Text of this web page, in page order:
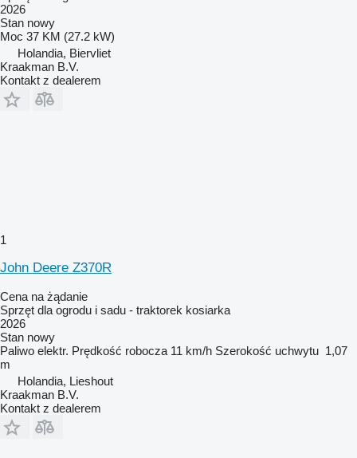
2026
Stan nowy
Moc 37 KM (27.2 kW)
Holandia, Biervliet
Kraakman B.V.
Kontakt z dealerem
1
John Deere Z370R
Cena na żądanie
Sprzęt dla ogrodu i sadu - traktorek kosiarka
2026
Stan nowy
Paliwo elektr. Prędkość robocza 11 km/h Szerokość uchwytu 1,07
m
Holandia, Lieshout
Kraakman B.V.
Kontakt z dealerem